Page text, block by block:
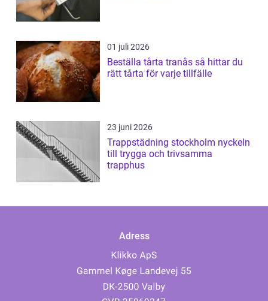
01 juli 2026
Beställa tårta tranås så hittar du
rätt tårta för varje tillfälle
23 juni 2026
Trappstädning stockholm nyckeln
till trygga och trivsamma
trapphus
Adress